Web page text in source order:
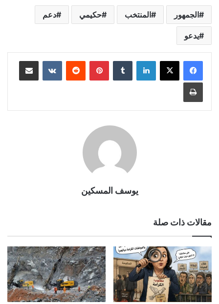
الجمهور المنتخب حكيمي دعم
يدعو
لينكدإن بينتيريست مشاركة عبر البريد
طباعة
يوسف المسكين
مقالات ذات صلة